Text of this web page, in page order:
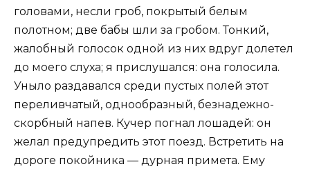
головами, несли гроб, покрытый белым
полотном; две бабы шли за гробом. Тонкий,
жалобный голосок одной из них вдруг долетел
до моего слуха; я прислушался: она голосила.
Уныло раздавался среди пустых полей этот
переливчатый, однообразный, безнадежно-
скорбный напев. Кучер погнал лошадей: он
желал предупредить этот поезд. Встретить на
дороге покойника — дурная примета. Ему